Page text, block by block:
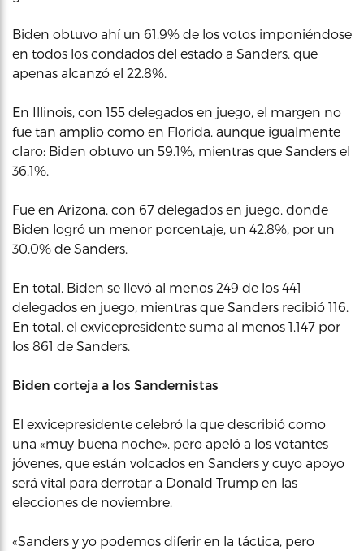
Biden obtuvo ahí un 61.9% de los votos imponiéndose
en todos los condados del estado a Sanders, que
apenas alcanzó el 22.8%.
En Illinois, con 155 delegados en juego, el margen no
fue tan amplio como en Florida, aunque igualmente
claro: Biden obtuvo un 59.1%, mientras que Sanders el
36.1%.
Fue en Arizona, con 67 delegados en juego, donde
Biden logró un menor porcentaje, un 42.8%, por un
30.0% de Sanders.
En total, Biden se llevó al menos 249 de los 441
delegados en juego, mientras que Sanders recibió 116.
En total, el exvicepresidente suma al menos 1,147 por
los 861 de Sanders.
Biden corteja a los Sandernistas
El exvicepresidente celebró la que describió como
una «muy buena noche», pero apeló a los votantes
jóvenes, que están volcados en Sanders y cuyo apoyo
será vital para derrotar a Donald Trump en las
elecciones de noviembre.
«Sanders y yo podemos diferir en la táctica, pero